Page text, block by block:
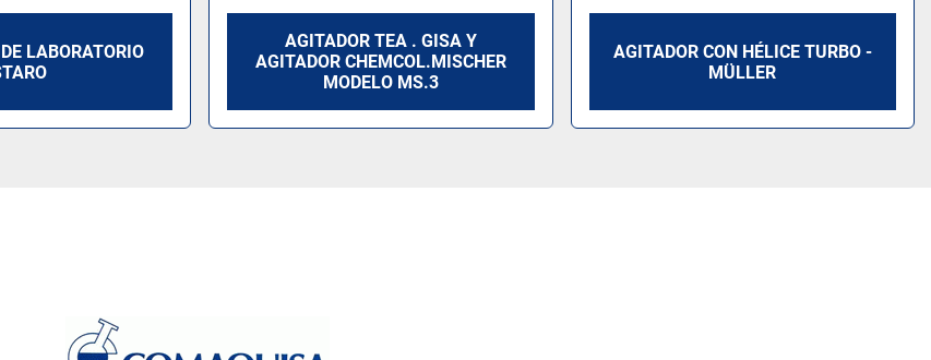
LABORATORIO
AGITADOR TEA . GISA Y
AGITADOR CHEMCOL.MISCHER
MODELO MS.3
AGITADOR CON HÉLICE TURBO -
MÜLLER